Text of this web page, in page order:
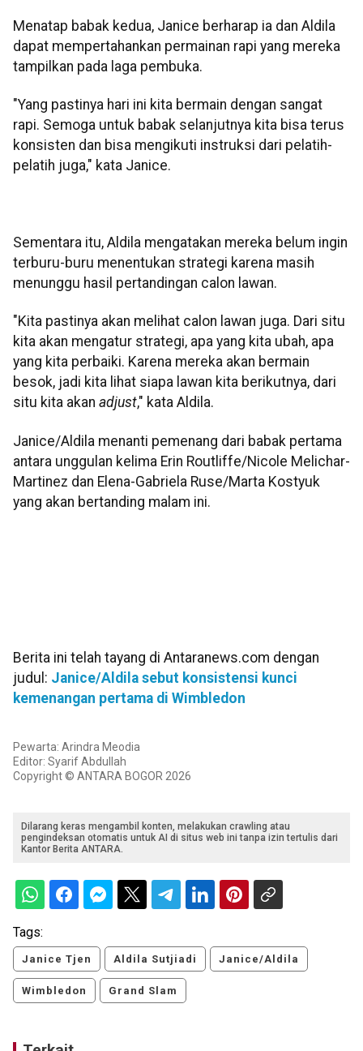
Menatap babak kedua, Janice berharap ia dan Aldila
dapat mempertahankan permainan rapi yang mereka
tampilkan pada laga pembuka.
"Yang pastinya hari ini kita bermain dengan sangat
rapi. Semoga untuk babak selanjutnya kita bisa terus
konsisten dan bisa mengikuti instruksi dari pelatih-
pelatih juga," kata Janice.
Sementara itu, Aldila mengatakan mereka belum ingin
terburu-buru menentukan strategi karena masih
menunggu hasil pertandingan calon lawan.
"Kita pastinya akan melihat calon lawan juga. Dari situ
kita akan mengatur strategi, apa yang kita ubah, apa
yang kita perbaiki. Karena mereka akan bermain
besok, jadi kita lihat siapa lawan kita berikutnya, dari
situ kita akan adjust," kata Aldila.
Janice/Aldila menanti pemenang dari babak pertama
antara unggulan kelima Erin Routliffe/Nicole Melichar-
Martinez dan Elena-Gabriela Ruse/Marta Kostyuk
yang akan bertanding malam ini.
Berita ini telah tayang di Antaranews.com dengan
judul: Janice/Aldila sebut konsistensi kunci
kemenangan pertama di Wimbledon
Pewarta: Arindra Meodia
Editor: Syarif Abdullah
Copyright © ANTARA BOGOR 2026
Dilarang keras mengambil konten, melakukan crawling atau
pengindeksan otomatis untuk AI di situs web ini tanpa izin tertulis dari
Kantor Berita ANTARA.
Tags:
Janice Tjen Aldila Sutjiadi Janice/Aldila
Wimbledon Grand Slam